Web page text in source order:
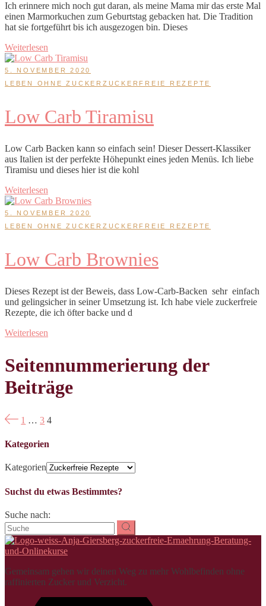
Ich erinnere mich noch gut daran, als meine Mama mir das erste Mal
einen Marmorkuchen zum Geburtstag gebacken hat. Die Tradition
hat sie fortgeführt bis ich ausgezogen bin. Dieses
Weiterlesen
5. NOVEMBER 2020
LEBEN OHNE ZUCKER ZUCKERFREIE REZEPTE
Low Carb Tiramisu
Low Carb Backen kann so einfach sein! Dieser Dessert-Klassiker
aus Italien ist der perfekte Höhepunkt eines jeden Menüs. Ich liebe
Tiramisu und dieses hier ist die kohl
Weiterlesen
5. NOVEMBER 2020
LEBEN OHNE ZUCKER ZUCKERFREIE REZEPTE
Low Carb Brownies
Dieses Rezept ist der Beweis, dass Low-Carb-Backen sehr einfach
und gelingsicher in seiner Umsetzung ist. Ich habe viele zuckerfreie
Rezepte, die ich öfter backe und d
Weiterlesen
Seitennummerierung der
Beiträge
1 … 3 4
Kategorien
Kategorien
Suchst du etwas Bestimmtes?
Suche nach:
Gemeinsam gehen wir deinen Weg zu mehr Wohlbefinden ohne
raffinierten Zucker und Verzicht.